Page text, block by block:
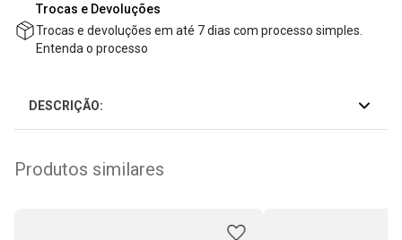
Trocas e Devoluções
Trocas e devoluções em até 7 dias com processo simples.
Entenda o processo
DESCRIÇÃO:
Produtos similares